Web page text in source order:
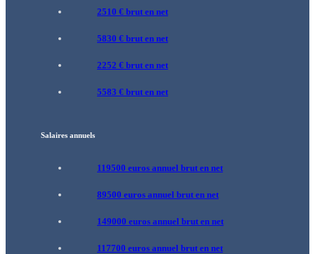
2510 € brut en net
5830 € brut en net
2252 € brut en net
5583 € brut en net
Salaires annuels
119500 euros annuel brut en net
89500 euros annuel brut en net
149000 euros annuel brut en net
117700 euros annuel brut en net